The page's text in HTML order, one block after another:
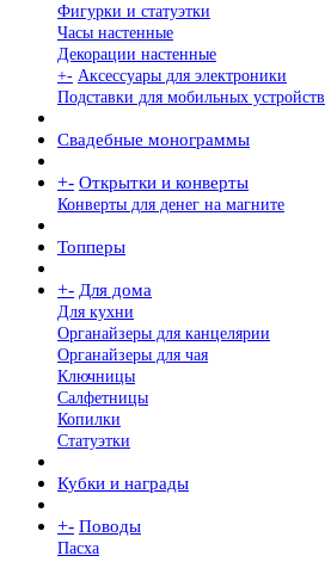
Фигурки и статуэтки
Часы настенные
Декорации настенные
+- Аксессуары для электроники
Подставки для мобильных устройств
Свадебные монограммы
+- Открытки и конверты
Конверты для денег на магните
Топперы
+- Для дома
Для кухни
Органайзеры для канцелярии
Органайзеры для чая
Ключницы
Салфетницы
Копилки
Статуэтки
Кубки и награды
+- Поводы
Пасха